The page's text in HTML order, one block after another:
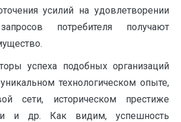
усилий на удовлетворении
потребителя получают
успеха подобных организаций
технологическом опыте,
сети, историческом престиже
и др. Как видим, успешность